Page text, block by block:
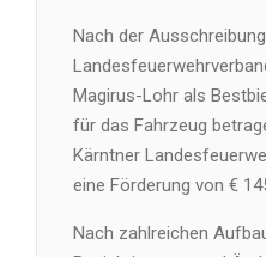
Nach der
Magirus-Lohr als
für das Fahrzeug
Kärntner
eine Förderung von €
Nach zahlreichen